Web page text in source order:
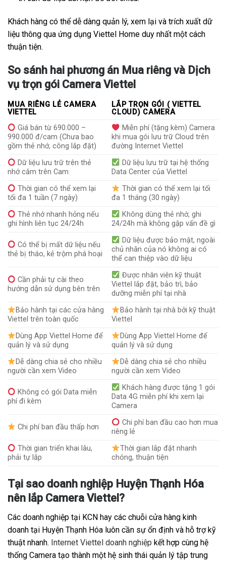
Khách hàng có thể dễ dàng quản lý, xem lại và trích xuất dữ
liệu thông qua ứng dụng Viettel Home duy nhất một cách
thuận tiện.
So sánh hai phương án Mua riêng và Dịch
vụ trọn gói Camera Viettel
MUA RIÊNG LẺ CAMERA
VIETTEL
LẮP TRỌN GÓI ( VIETTEL
CLOUD) CAMERA
Giá bán từ 690.000 –
990.000 đ/cam (Chưa bao
gồm thẻ nhớ, công lắp đặt)
Miễn phí (tặng kèm) Camera
khi mua gói lưu trữ Cloud trên
đường Internet Viettel
Dữ liệu lưu trữ trên thẻ
nhớ cắm trên Cam
Dữ liệu lưu trữ tại hệ thống
Data Center của Viettel
Thời gian có thể xem lại
tối đa 1 tuần (7 ngày)
Thời gian có thể xem lại tối
đa 1 tháng (30 ngày)
Thẻ nhớ nhanh hỏng nếu
ghi hình liên tục 24/24h
Không dùng thẻ nhớ, ghi
24/24h mà không gặp vấn đề gì
Có thể bị mất dữ liệu nếu
thẻ bị tháo, kẻ trộm phá hoại
Dữ liệu được bảo mật, ngoài
chủ nhân của nó không ai có
thể can thiệp vào dữ liệu
Cần phải tự cài theo
hướng dẫn sử dụng bên trên
Được nhân viên kỹ thuật
Viettel lắp đặt, bảo trì, bảo
dưỡng miễn phí tại nhà
Bảo hành tại các cửa hàng
Viettel trên toàn quốc
Bảo hành tại nhà bởi kỹ thuật
Viettel
Dùng App Viettel Home để
quản lý và sử dụng
Dùng App Viettel Home để
quản lý và sử dụng
Dễ dàng chia sẻ cho nhiều
người cần xem Video
Dễ dàng chia sẻ cho nhiều
người cần xem Video
Không có gói Data miễn
phí đi kèm
Khách hàng được tặng 1 gói
Data 4G miễn phí khi xem lại
Camera
Chi phí ban đầu thấp hơn
Chi phí ban đầu cao hơn mua
riêng lẻ
Thời gian triển khai lâu,
phải tự lắp
Thời gian lắp đặt nhanh
chóng, thuận tiện
Tại sao doanh nghiệp Huyện Thạnh Hóa
nên lắp Camera Viettel?
Các doanh nghiệp tại KCN hay các chuỗi cửa hàng kinh
doanh tại Huyện Thạnh Hóa luôn cần sự ổn định và hỗ trợ kỹ
thuật nhanh. Internet Viettel doanh nghiệp kết hợp cùng hệ
thống Camera tạo thành một hệ sinh thái quản lý tập trung